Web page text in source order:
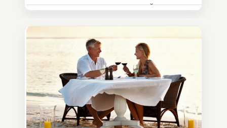
представителя транспортной
и спокойно доехать до курорта.